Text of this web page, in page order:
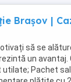
Brașov |
să se
un avantaj.
utilate; Pachet